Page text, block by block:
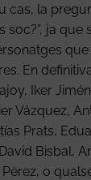
cas, la
soc?”, ja
En
Iker
Vázquez,
Prats,
Bisbal,
o